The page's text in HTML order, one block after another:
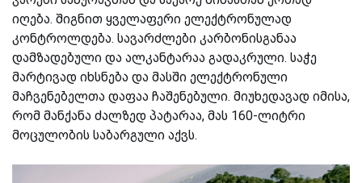
იღება. შიგნით ყველაფერი ელექტრონულად
კონტროლდება. სავარძლები კარბონისგანაა
დამზადებული და ალკანტარაა გადაკრული. საჭე
მარტივად იხსნება და მასში ელექტრონული
მაჩვენებელთა დაფაა ჩაშენებული. მიუხედავად იმისა,
რომ მანქანა ძალზედ პატარაა, მას 160-ლიტრი
მოცულობის საბარგული აქვს.